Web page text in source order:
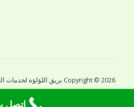
اتصل